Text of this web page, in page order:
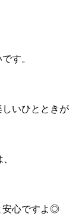
す。
いひとときが
安心ですよ◎